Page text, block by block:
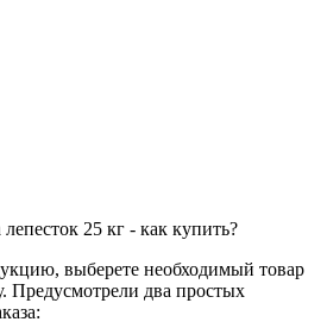
25 кг - как купить?
выберете необходимый товар
Предусмотрели два простых